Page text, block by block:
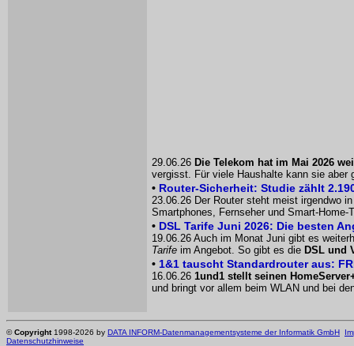
29.06.26 Die Telekom hat im Mai 2026
vergisst. Für viele Haushalte kann sie
• Router-Sicherheit: Studie zählt
23.06.26 Der Router steht meist irgendwo
Smartphones, Fernseher und Smart-
• DSL Tarife Juni 2026: Die besten
19.06.26 Auch im Monat Juni gibt es
Tarife im Angebot. So gibt es die DSL und
• 1&1 tauscht Standardrouter aus:
16.06.26 1und1 stellt seinen
und bringt vor allem beim WLAN und bei
©Copyright1998-2026 by DATA INFORM-Datenmanagementsysteme der Informatik GmbH
Datenschutzhinweise